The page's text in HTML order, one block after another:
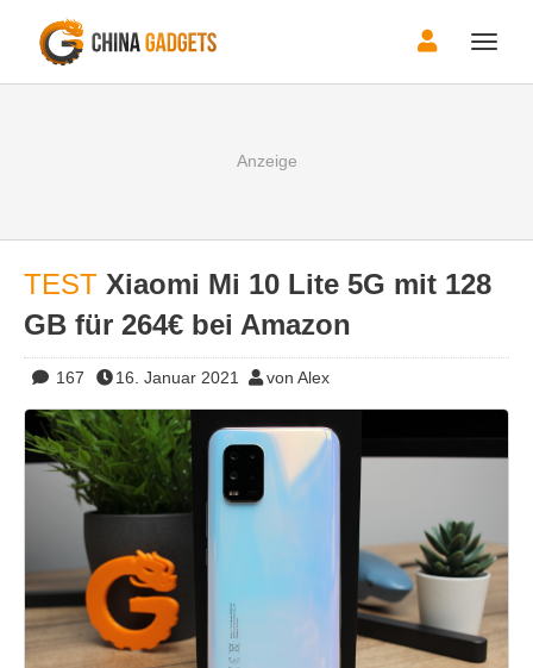
Toggle
TEST Xiaomi Mi 10 Lite 5G mit 128
GB für 264€ bei Amazon
167 16. Januar 2021 von Alex